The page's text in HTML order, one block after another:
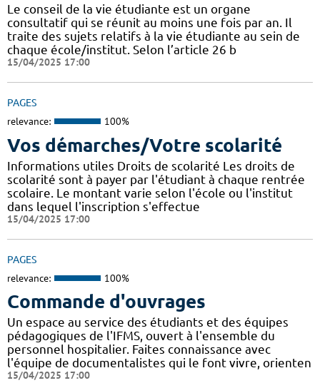
Le conseil de la vie étudiante est un organe
consultatif qui se réunit au moins une fois par an. Il
traite des sujets relatifs à la vie étudiante au sein de
chaque école/institut. Selon l’article 26 b
15/04/2025 17:00
PAGES
relevance: 100%
Vos démarches/Votre scolarité
Informations utiles Droits de scolarité Les droits de
scolarité sont à payer par l'étudiant à chaque rentrée
scolaire. Le montant varie selon l'école ou l'institut
dans lequel l'inscription s'effectue
15/04/2025 17:00
PAGES
relevance: 100%
Commande d'ouvrages
Un espace au service des étudiants et des équipes
pédagogiques de l'IFMS, ouvert à l'ensemble du
personnel hospitalier. Faites connaissance avec
l'équipe de documentalistes qui le font vivre, orienten
15/04/2025 17:00